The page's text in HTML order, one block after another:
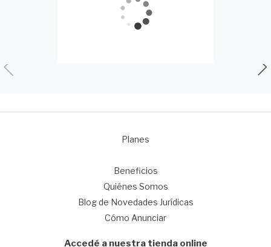
Planes
Beneficios
Quiénes Somos
Blog de Novedades Jurídicas
Cómo Anunciar
Accedé a nuestra tienda online